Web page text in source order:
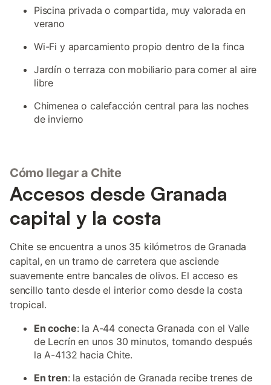
Piscina privada o compartida, muy valorada en
verano
Wi-Fi y aparcamiento propio dentro de la finca
Jardín o terraza con mobiliario para comer al aire
libre
Chimenea o calefacción central para las noches
de invierno
Cómo llegar a Chite
Accesos desde Granada
capital y la costa
Chite se encuentra a unos 35 kilómetros de Granada
capital, en un tramo de carretera que asciende
suavemente entre bancales de olivos. El acceso es
sencillo tanto desde el interior como desde la costa
tropical.
En coche: la A-44 conecta Granada con el Valle
de Lecrín en unos 30 minutos, tomando después
la A-4132 hacia Chite.
En tren: la estación de Granada recibe trenes de